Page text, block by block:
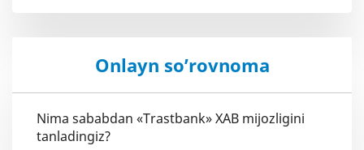
Onlayn so’rovnoma
Nima sababdan «Trastbank» XAB mijozligini
tanladingiz?